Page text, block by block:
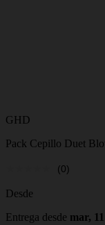
GHD
Pack Cepillo Duet
(0)
Desde
Entrega desde mar,